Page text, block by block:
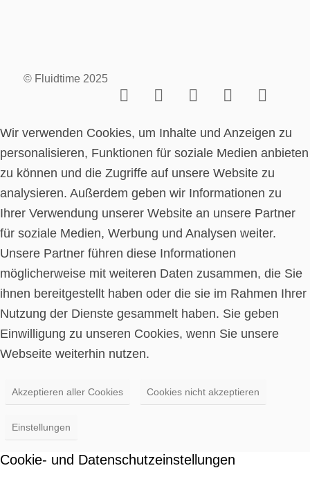
© Fluidtime 2025
Wir verwenden Cookies, um Inhalte und Anzeigen zu
personalisieren, Funktionen für soziale Medien anbieten
zu können und die Zugriffe auf unsere Website zu
analysieren. Außerdem geben wir Informationen zu
Ihrer Verwendung unserer Website an unsere Partner
für soziale Medien, Werbung und Analysen weiter.
Unsere Partner führen diese Informationen
möglicherweise mit weiteren Daten zusammen, die Sie
ihnen bereitgestellt haben oder die sie im Rahmen Ihrer
Nutzung der Dienste gesammelt haben. Sie geben
Einwilligung zu unseren Cookies, wenn Sie unsere
Webseite weiterhin nutzen.
Akzeptieren aller Cookies Cookies nicht akzeptieren
Einstellungen
Cookie- und Datenschutzeinstellungen